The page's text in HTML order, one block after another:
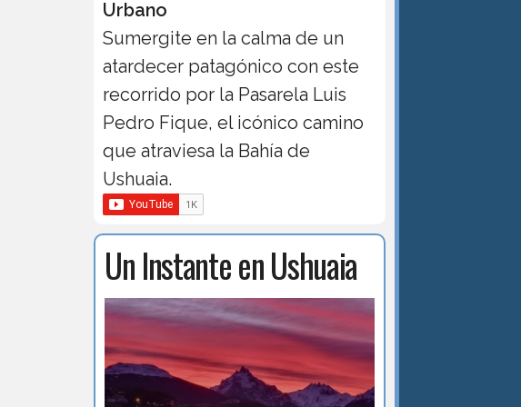
Urbano
Sumergite en la calma de un
atardecer patagónico con este
recorrido por la Pasarela Luis
Pedro Fique, el icónico camino
que atraviesa la Bahía de
Ushuaia.
Un Instante en Ushuaia